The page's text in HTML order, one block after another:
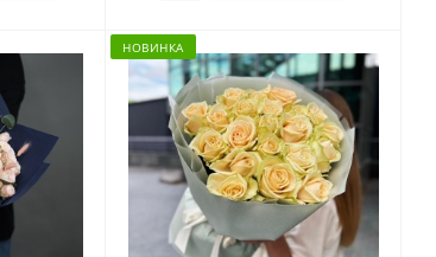
НОВИНКА